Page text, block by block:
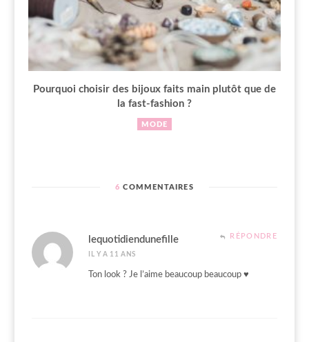
Pourquoi choisir des bijoux faits main plutôt que de
la fast-fashion ?
MODE
6 COMMENTAIRES
lequotidiendunefille
IL Y A 11 ANS
RÉPONDRE
Ton look ? Je l’aime beaucoup beaucoup ♥